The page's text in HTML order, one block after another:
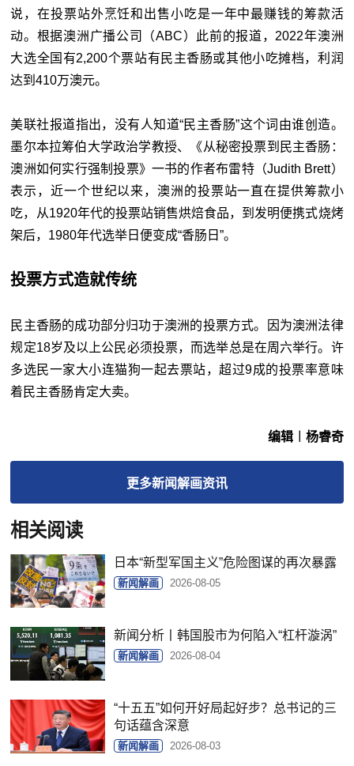
说，在投票站外烹饪和出售小吃是一年中最赚钱的筹款活
动。根据澳洲广播公司（ABC）此前的报道，2022年澳洲
大选全国有2,200个票站有民主香肠或其他小吃摊档，利润
达到410万澳元。
美联社报道指出，没有人知道“民主香肠”这个词由谁创造。
墨尔本拉筹伯大学政治学教授、《从秘密投票到民主香肠：
澳洲如何实行强制投票》一书的作者布雷特（Judith Brett）
表示，近一个世纪以来，澳洲的投票站一直在提供筹款小
吃，从1920年代的投票站销售烘焙食品，到发明便携式烧烤
架后，1980年代选举日便变成“香肠日”。
投票方式造就传统
民主香肠的成功部分归功于澳洲的投票方式。因为澳洲法律
规定18岁及以上公民必须投票，而选举总是在周六举行。许
多选民一家大小连猫狗一起去票站，超过9成的投票率意味
着民主香肠肯定大卖。
编辑︱杨睿奇
更多新闻解画资讯
相关阅读
日本“新型军国主义”危险图谋的再次暴露
新闻解画 2026-08-05
新闻分析丨韩国股市为何陷入“杠杆漩涡”
新闻解画 2026-08-04
“十五五”如何开好局起好步？总书记的三
句话蕴含深意
新闻解画 2026-08-03